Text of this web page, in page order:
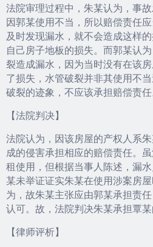
法院审理过程中，朱某认为，事
因郭某使用不当，所以赔偿责任
及时发现漏水，就不会造成这样
自己房子地板的损失。而郭某认
裂造成漏水，因为当时没有在该
了损失，水管破裂并非其使用不
破裂的迹象，不应该承担赔偿责任
【法院判决】
法院认为，因该房屋的产权人系
成的侵害承担相应的赔偿责任。
租使用，但根据当事人陈述，漏
某未举证证实朱某在使用涉案房
为，故朱某主张应由郭某承担责
认可。故，法院判决朱某承担覃某
【律师评析】